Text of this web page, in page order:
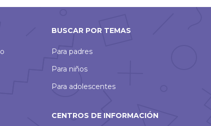
BUSCAR POR TEMAS
Para padres
Para niños
Para adolescentes
CENTROS DE INFORMACIÓN